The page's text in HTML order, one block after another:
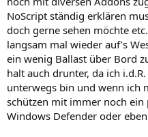
NoScript ständig erklären
doch gerne sehen möchte
langsam mal wieder auf’s
ein wenig Ballast über Bord
halt auch drunter, da ich
unterwegs bin und wenn ich
schützen mit immer noch ein
Windows Defender oder